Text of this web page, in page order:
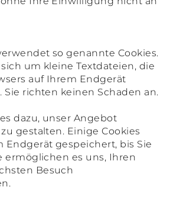
so genannte Cookies.
um kleine Textdateien, die
auf Ihrem Endgerät
richten keinen Schaden an.
dazu, unser Angebot
gestalten. Einige Cookies
Endgerät gespeichert, bis Sie
ermöglichen es uns, Ihren
Besuch